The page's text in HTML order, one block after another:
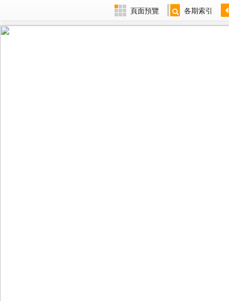
頁面預覽 各期索引